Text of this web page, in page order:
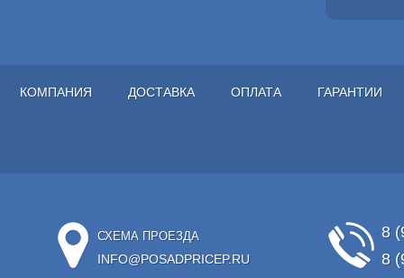
КОМПАНИЯ ДОСТАВКА ОПЛАТА ГАРАНТИИ
СХЕМА ПРОЕЗДА
INFO@POSADPRICEP.RU
8
8